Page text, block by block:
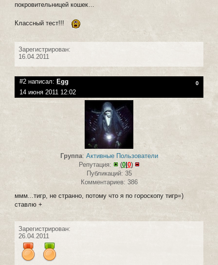
покровительницей кошек…
Классный тест!!!
Зарегистрирован:
16.04.2011
#2 написал: Egg 0
14 июня 2011 12:02
Группа: Активные Пользователи
Репутация:
(0|0)
Публикаций: 35
Комментариев: 386
ммм...тигр, не странно, потому что я по гороскопу тигр=)
ставлю +
Зарегистрирован:
26.04.2011